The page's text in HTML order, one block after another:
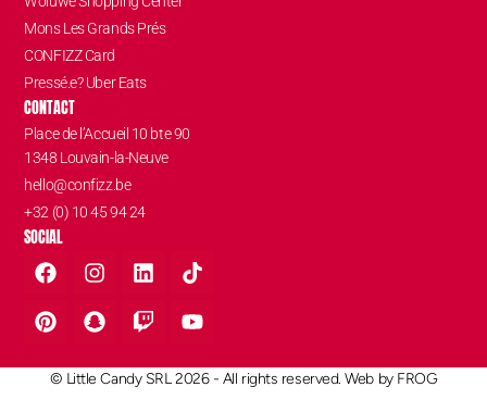
Mons Les Grands Prés
CONFIZZ Card
Pressé.e? Uber Eats
CONTACT
Place de l’Accueil 10 bte 90
1348 Louvain-la-Neuve
hello@confizz.be
+32 (0) 10 45 94 24
SOCIAL
© Little Candy SRL 2026 - All rights reserved. Web by FROG